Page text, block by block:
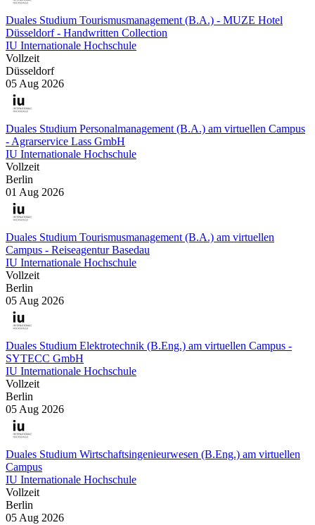
Duales Studium Tourismusmanagement (B.A.) - MUZE Hotel
Düsseldorf - Handwritten Collection
IU Internationale Hochschule
Vollzeit
Düsseldorf
05 Aug 2026
Duales Studium Personalmanagement (B.A.) am virtuellen Campus
- Agrarservice Lass GmbH
IU Internationale Hochschule
Vollzeit
Berlin
01 Aug 2026
Duales Studium Tourismusmanagement (B.A.) am virtuellen
Campus - Reiseagentur Basedau
IU Internationale Hochschule
Vollzeit
Berlin
05 Aug 2026
Duales Studium Elektrotechnik (B.Eng.) am virtuellen Campus -
SYTECC GmbH
IU Internationale Hochschule
Vollzeit
Berlin
05 Aug 2026
Duales Studium Wirtschaftsingenieurwesen (B.Eng.) am virtuellen
Campus
IU Internationale Hochschule
Vollzeit
Berlin
05 Aug 2026